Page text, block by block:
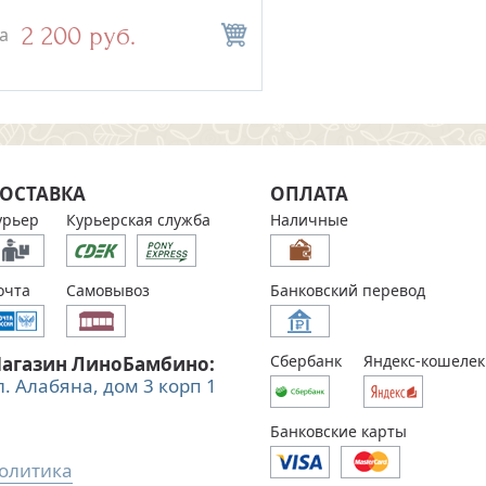
2 200 руб.
Курьерская служба
Самовывоз
ЛиноБамбино:
Алабяна, дом 3 корп 1
ОПЛАТА
Наличные
Банковский перевод
Сбербанк Яндекс-кошелек
Банковские карты